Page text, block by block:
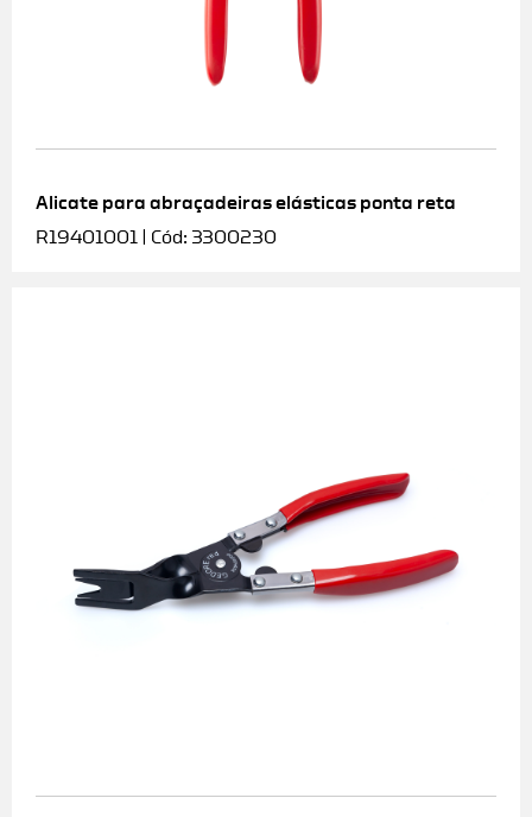
Alicate para abraçadeiras elásticas ponta reta
R19401001 | Cód: 3300230